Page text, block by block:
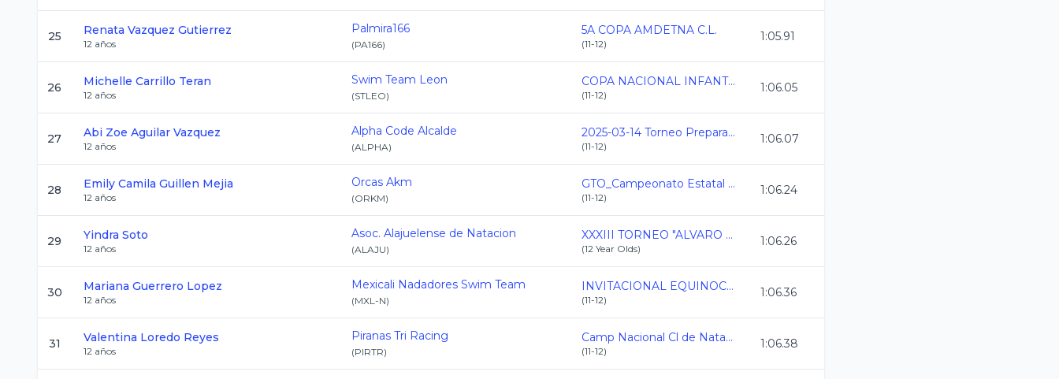
25 Renata Vazquez Gutierrez
12 años
Palmira166
(PA166)
5A COPA AMDETNA C.L.
(11-12)
1:05.91
26 Michelle Carrillo Teran
12 años
Swim Team Leon
(STLEO)
COPA NACIONAL INFANTIL AMDETNA
(11-12)
1:06.05
27 Abi Zoe Aguilar Vazquez
12 años
Alpha Code Alcalde
(ALPHA)
2025-03-14 Torneo Preparacion a Nal CONADE
(11-12)
1:06.07
28 Emily Camila Guillen Mejia
12 años
Orcas Akm
(ORKM)
GTO_Campeonato Estatal de Natacion 11y + CL25
(11-12)
1:06.24
29 Yindra Soto
12 años
Asoc. Alajuelense de Natacion
(ALAJU)
XXXIII TORNEO "ALVARO ARMAS"
(12 Year Olds)
1:06.26
30 Mariana Guerrero Lopez
12 años
Mexicali Nadadores Swim Team
(MXL-N)
INVITACIONAL EQUINOCCIO DE PRIMAVERA 2025
(11-12)
1:06.36
31 Valentina Loredo Reyes
12 años
Piranas Tri Racing
(PIRTR)
Camp Nacional Cl de Natacion y Aguas Abiertas
(11-12)
1:06.38